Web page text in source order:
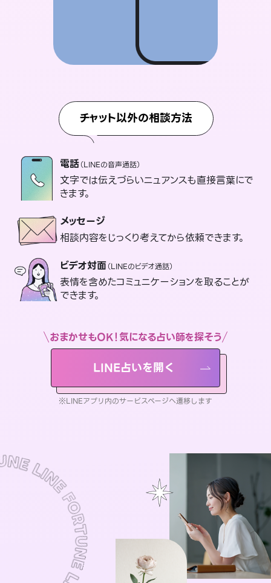
チャット以外の相談方法
電話（LINEの音声通話）
文字では伝えづらいニュアンスも直接言葉にで
きます。
メッセージ
相談内容をじっくり考えてから依頼できます。
ビデオ対面（LINEのビデオ通話）
表情を含めたコミュニケーションを取ることが
できます。
おまかせもOK！気になる占い師を探そう
LINE占いを開く
※LINEアプリ内のサービスページへ遷移します